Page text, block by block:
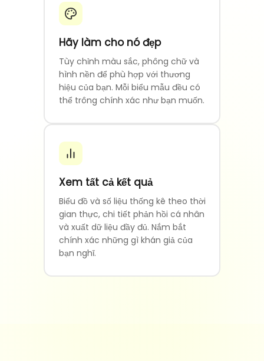
Hãy làm cho nó đẹp
Tùy chỉnh màu sắc, phông chữ và
hình nền để phù hợp với thương
hiệu của bạn. Mỗi biểu mẫu đều có
thể trông chính xác như bạn muốn.
Xem tất cả kết quả
Biểu đồ và số liệu thống kê theo thời
gian thực, chi tiết phản hồi cá nhân
và xuất dữ liệu đầy đủ. Nắm bắt
chính xác những gì khán giả của
bạn nghĩ.